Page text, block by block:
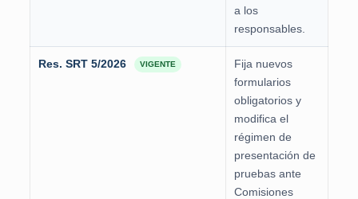
a los
responsables.
Res. SRT 5/2026 VIGENTE
Fija nuevos
formularios
obligatorios y
modifica el
régimen de
presentación de
pruebas ante
Comisiones